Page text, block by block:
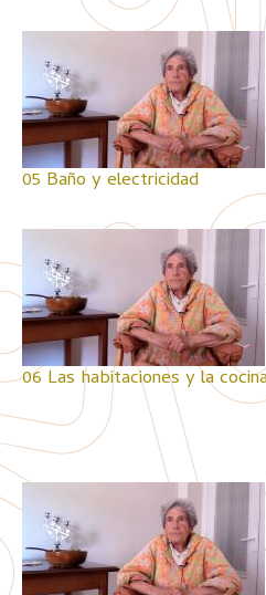
05 Baño y electricidad
06 Las habitaciones y la